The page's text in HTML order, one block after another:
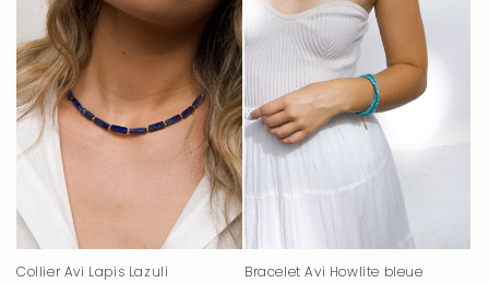
Collier Avi Lapis Lazuli Bracelet Avi Howlite bleue